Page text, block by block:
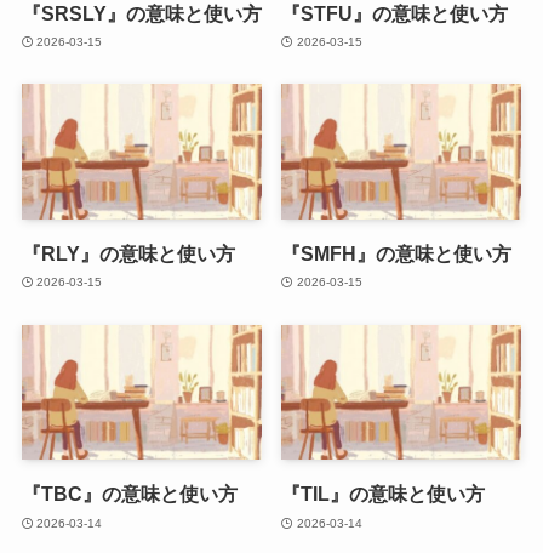
『SRSLY』の意味と使い方
2026-03-15
『STFU』の意味と使い方
2026-03-15
『RLY』の意味と使い方
2026-03-15
『SMFH』の意味と使い方
2026-03-15
『TBC』の意味と使い方
2026-03-14
『TIL』の意味と使い方
2026-03-14